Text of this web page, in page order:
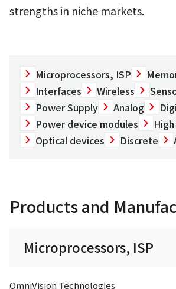
strengths in niche markets.
Microprocessors, ISP
Interfaces
Wireless
Power Supply
Analog
Power device modules
Optical devices
Discrete
Products and
Microprocessors, ISP
OmniVision Technologies